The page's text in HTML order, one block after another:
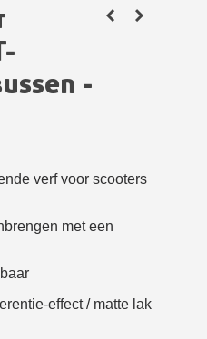
nieuwsbrief: €5 korting
minder dan 1 minuut
shopping vouchers
bij elke bestelling
eerste bestelling
voor elke verwijzing
-
verf voor scooters
met een
effect / matte lak